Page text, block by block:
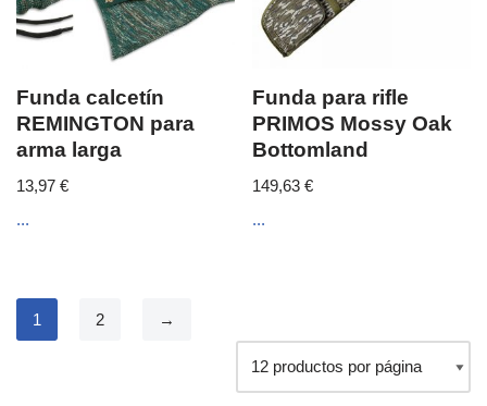
Funda calcetín
REMINGTON para
arma larga
13,97 €
...
Funda para rifle
PRIMOS Mossy Oak
Bottomland
149,63€
...
1 2 →